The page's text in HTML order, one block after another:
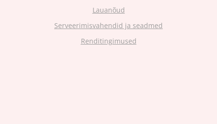
Lauanõud
Serveerimisvahendid ja seadmed
Renditingimused